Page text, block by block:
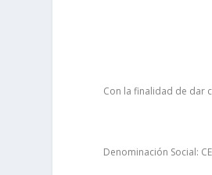
Con la finalidad de dar
Denominación Social: